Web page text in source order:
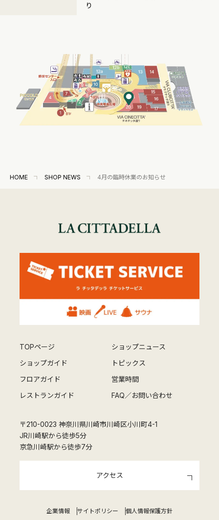
り
HOME SHOP NEWS 4月の臨時休業のお知らせ
TOPページ
ショップニュース
ショップガイド
トピックス
フロアガイド
営業時間
レストランガイド
FAQ／お問い合わせ
〒210-0023 神奈川県川崎市川崎区小川町4-1
JR川崎駅から徒歩5分
京急川崎駅から徒歩7分
アクセス
企業情報 サイトポリシー 個人情報保護方針